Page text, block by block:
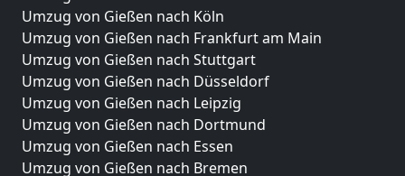
Umzug von Gießen nach Köln
Umzug von Gießen nach Frankfurt am Main
Umzug von Gießen nach Stuttgart
Umzug von Gießen nach Düsseldorf
Umzug von Gießen nach Leipzig
Umzug von Gießen nach Dortmund
Umzug von Gießen nach Essen
Umzug von Gießen nach Bremen